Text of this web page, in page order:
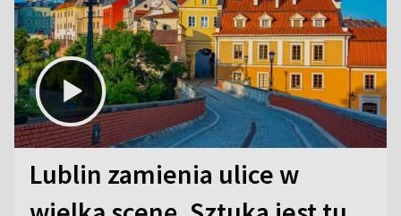
Lublin zamienia ulice w